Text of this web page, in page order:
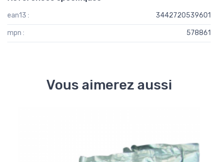
ean13 : 3442720539601
mpn : 578861
Vous aimerez aussi